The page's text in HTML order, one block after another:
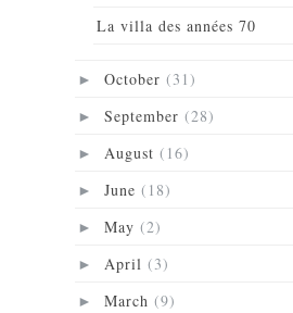
La villa des années 70
► October (31)
► September (28)
► August (16)
► June (18)
► May (2)
► April (3)
► March (9)